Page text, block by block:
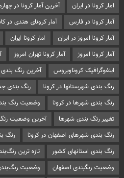
امار کرونا در ایران
آخرین آمار کرونا در
آمار کرونا در فارس
آمار کرونای هندی در
آمار کرونا امروز در ایران
امار کرونا ایران
آمار کرونا امروز
آمار کرونا تهران امروز
اینفوگرافیک کروناویروس
آخرین رنگ بندی
رنگ بندی شهرستانها در کرونا
رنگ بندی
رنگ بندی شهرها در کرونا
وضعیت رنگ
تغییر رنگ بندی شهرها
آخرین وضعیت
رنگ بندی شهرهای اصفهان در کرونا
رنگ
رنگ بندی استانهای کشور
تازه ترین
وضعیت رنگبندی اصفهان
وضعیت